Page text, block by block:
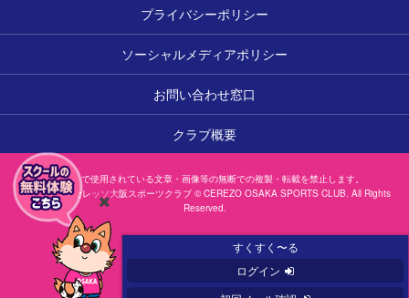
プライバシーポリシー
ソーシャルメディアポリシー
お問い合わせ窓口
クラブ概要
本サイトで使用されている文章・画像等の無断での複製・転載を禁止します。
一般社団法人セレッソ大阪スポーツクラブ © CEREZO OSAKA SPORTS CLUB. All Rights
Reserved.
閉
じ
る
すくすく〜る
ログイン